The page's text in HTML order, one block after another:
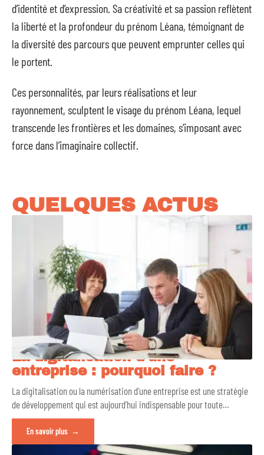
d’identité et d’expression. Sa créativité et sa passion reflètent
la liberté et la profondeur du prénom Léana, témoignant de
la diversité des parcours que peuvent emprunter celles qui
le portent.
Ces personnalités, par leurs réalisations et leur
rayonnement, sculptent le visage du prénom Léana, lequel
transcende les frontières et les domaines, s’imposant avec
force dans l’imaginaire collectif.
QUELQUES ACTUS
La digitalisation d’une
entreprise : pourquoi faire ?
La digitalisation ou la numérisation d’une entreprise est une stratégie
de développement qui est aujourd’hui indispensable pour toute…
En savoir plus